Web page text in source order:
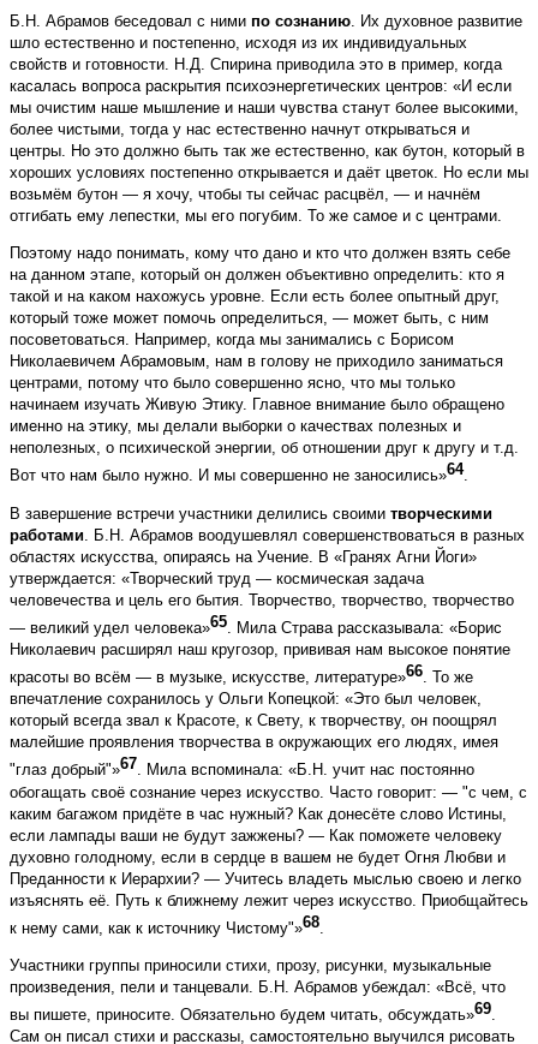
Б.Н. Абрамов беседовал с ними по сознанию. Их духовное развитие
шло естественно и постепенно, исходя из их индивидуальных
свойств и готовности. Н.Д. Спирина приводила это в пример, когда
касалась вопроса раскрытия психоэнергетических центров: «И если
мы очистим наше мышление и наши чувства станут более высокими,
более чистыми, тогда у нас естественно начнут открываться и
центры. Но это должно быть так же естественно, как бутон, который в
хороших условиях постепенно открывается и даёт цветок. Но если мы
возьмём бутон — я хочу, чтобы ты сейчас расцвёл, — и начнём
отгибать ему лепестки, мы его погубим. То же самое и с центрами.
Поэтому надо понимать, кому что дано и кто что должен взять себе
на данном этапе, который он должен объективно определить: кто я
такой и на каком нахожусь уровне. Если есть более опытный друг,
который тоже может помочь определиться, — может быть, с ним
посоветоваться. Например, когда мы занимались с Борисом
Николаевичем Абрамовым, нам в голову не приходило заниматься
центрами, потому что было совершенно ясно, что мы только
начинаем изучать Живую Этику. Главное внимание было обращено
именно на этику, мы делали выборки о качествах полезных и
неполезных, о психической энергии, об отношении друг к другу и т.д.
Вот что нам было нужно. И мы совершенно не заносились»64.
В завершение встречи участники делились своими творческими
работами . Б.Н. Абрамов воодушевлял совершенствоваться в разных
областях искусства, опираясь на Учение. В «Гранях Агни Йоги»
утверждается: «Творческий труд — космическая задача
человечества и цель его бытия. Творчество, творчество, творчество
— великий удел человека»65. Мила Страва рассказывала: «Борис
Николаевич расширял наш кругозор, прививая нам высокое понятие
красоты во всём — в музыке, искусстве, литературе»66. То же
впечатление сохранилось у Ольги Копецкой: «Это был человек,
который всегда звал к Красоте, к Свету, к творчеству, он поощрял
малейшие проявления творчества в окружающих его людях, имея
"глаз добрый"»67. Мила вспоминала: «Б.Н. учит нас постоянно
обогащать своё сознание через искусство. Часто говорит: — "с чем, с
каким багажом придёте в час нужный? Как донесёте слово Истины,
если лампады ваши не будут зажжены? — Как поможете человеку
духовно голодному, если в сердце в вашем не будет Огня Любви и
Преданности к Иерархии? — Учитесь владеть мыслью своею и легко
изъяснять её. Путь к ближнему лежит через искусство. Приобщайтесь
к нему сами, как к источнику Чистому"»68.
Участники группы приносили стихи, прозу, рисунки, музыкальные
произведения, пели и танцевали. Б.Н. Абрамов убеждал: «Всё, что
вы пишете, приносите. Обязательно будем читать, обсуждать»69.
Сам он писал стихи и рассказы, самостоятельно выучился рисовать